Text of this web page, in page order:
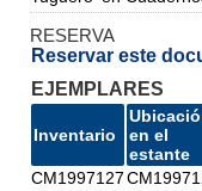
RESERVA
Reservar este
EJEMPLARES
Inventario
en el
estante
CM1997127